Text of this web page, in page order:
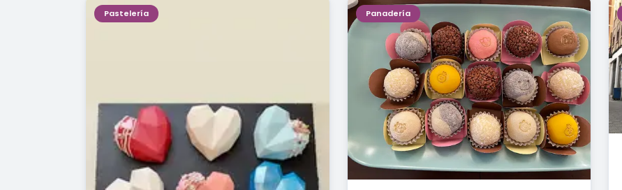
Pastelería Panadería